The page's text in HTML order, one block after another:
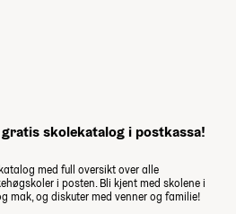
dekke selv
(18 400,- per måned)
gratis skolekatalog i postkassa!
med full oversikt over alle
i posten. Bli kjent med skolene i
mak, og diskuter med venner og familie!